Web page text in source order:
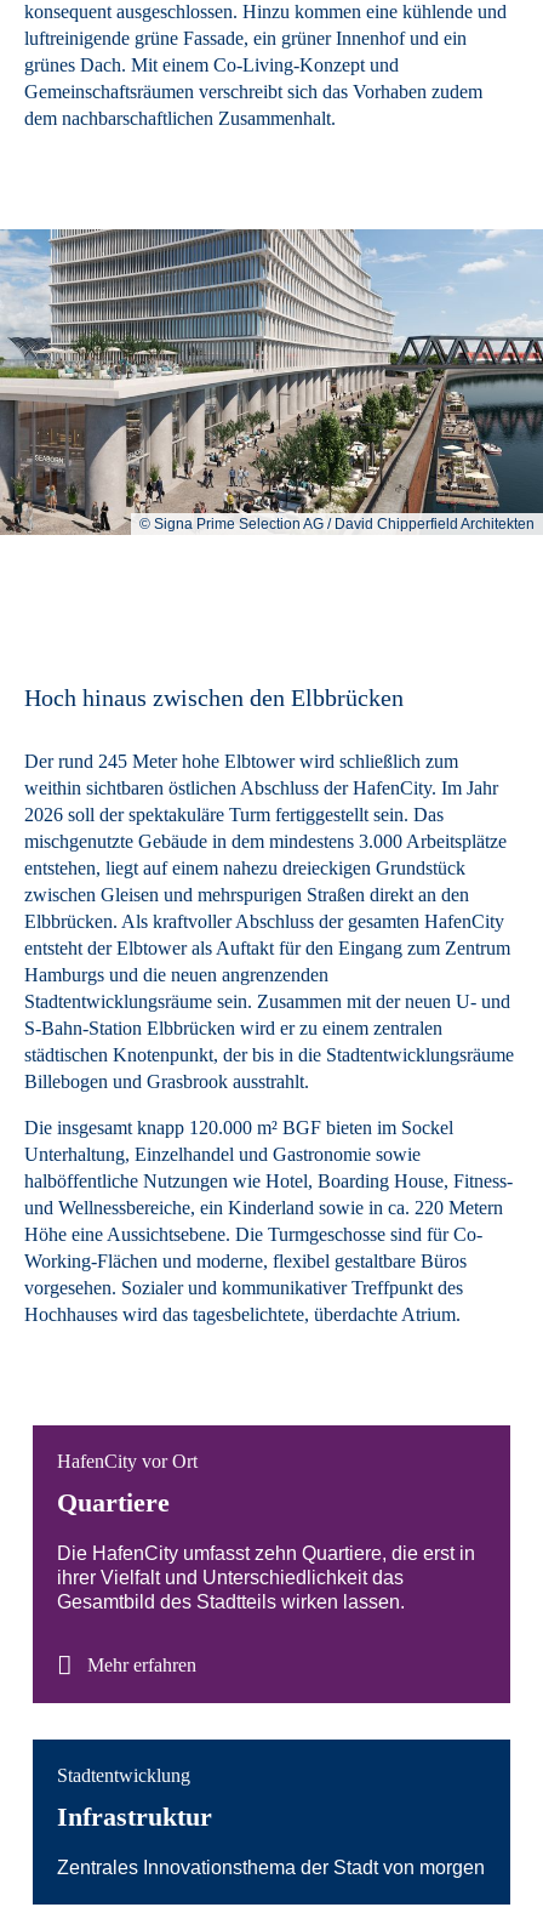
konsequent ausgeschlossen. Hinzu kommen eine kühlende und
luftreinigende grüne Fassade, ein grüner Innenhof und ein
grünes Dach. Mit einem Co-Living-Konzept und
Gemeinschaftsräumen verschreibt sich das Vorhaben zudem
dem nachbarschaftlichen Zusammenhalt.
© Signa Prime Selection AG / David Chipperfield Architekten
Hoch hinaus zwischen den Elbbrücken
Der rund 245 Meter hohe Elbtower wird schließlich zum
weithin sichtbaren östlichen Abschluss der HafenCity. Im Jahr
2026 soll der spektakuläre Turm fertiggestellt sein. Das
mischgenutzte Gebäude in dem mindestens 3.000 Arbeitsplätze
entstehen, liegt auf einem nahezu dreieckigen Grundstück
zwischen Gleisen und mehrspurigen Straßen direkt an den
Elbbrücken. Als kraftvoller Abschluss der gesamten HafenCity
entsteht der Elbtower als Auftakt für den Eingang zum Zentrum
Hamburgs und die neuen angrenzenden
Stadtentwicklungsräume sein. Zusammen mit der neuen U- und
S-Bahn-Station Elbbrücken wird er zu einem zentralen
städtischen Knotenpunkt, der bis in die Stadtentwicklungsräume
Billebogen und Grasbrook ausstrahlt.
Die insgesamt knapp 120.000 m² BGF bieten im Sockel
Unterhaltung, Einzelhandel und Gastronomie sowie
halböffentliche Nutzungen wie Hotel, Boarding House, Fitness-
und Wellnessbereiche, ein Kinderland sowie in ca. 220 Metern
Höhe eine Aussichtsebene. Die Turmgeschosse sind für Co-
Working-Flächen und moderne, flexibel gestaltbare Büros
vorgesehen. Sozialer und kommunikativer Treffpunkt des
Hochhauses wird das tagesbelichtete, überdachte Atrium.
HafenCity vor Ort
Quartiere
Die HafenCity umfasst zehn Quartiere, die erst in
ihrer Vielfalt und Unterschiedlichkeit das
Gesamtbild des Stadtteils wirken lassen.
Mehr erfahren
Stadtentwicklung
Infrastruktur
Zentrales Innovationsthema der Stadt von morgen